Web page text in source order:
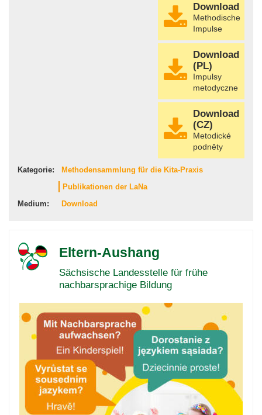
Download
Methodische
Impulse
Download
(PL)
Impulsy
metodyczne
Download
(CZ)
Metodické
podněty
Kategorie:
Methodensammlung für die Kita-Praxis
Publikationen der LaNa
Medium:
Download
Eltern-Aushang
Sächsische Landesstelle für frühe
nachbarsprachige Bildung